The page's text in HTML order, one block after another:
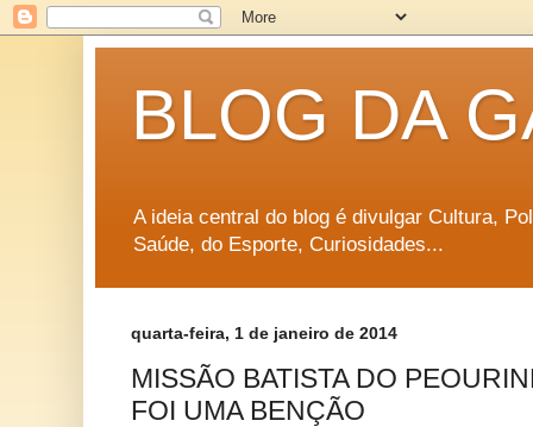
BLOG DA
A ideia central do blog é divulgar Cultura,
Saúde, do Esporte, Curiosidades...
quarta-feira, 1 de janeiro de 2014
MISSÃO BATISTA DO
FOI UMA BENÇÃO